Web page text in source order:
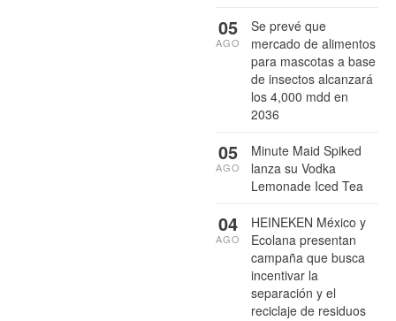
Se prevé que
mercado de alimentos
para mascotas a base
de insectos alcanzará
los 4,000 mdd en
2036
05
AGO
Minute Maid Spiked
lanza su Vodka
Lemonade Iced Tea
05
AGO
HEINEKEN México y
Ecolana presentan
campaña que busca
incentivar la
separación y el
reciclaje de residuos
04
AGO